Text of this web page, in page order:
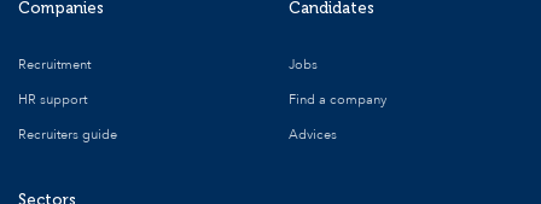
Companies
Recruitment
HR support
Recruiters guide
Sectors
Candidates
Jobs
Find a company
Advices